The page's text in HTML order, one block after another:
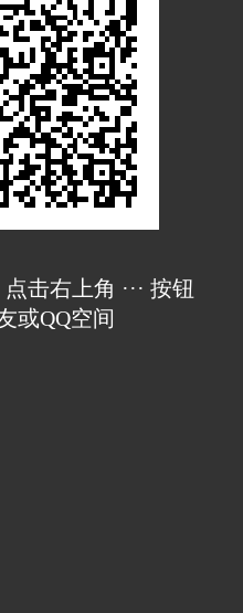
击右上角 ··· 按钮
或QQ空间